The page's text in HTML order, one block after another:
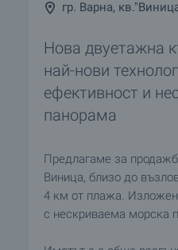
гр. Варна,
Нова двуетажна
най-нови
ефективност и
панорама
Предлагаме за
Виница, близо до
4 км от плажа.
с нескриваема морска